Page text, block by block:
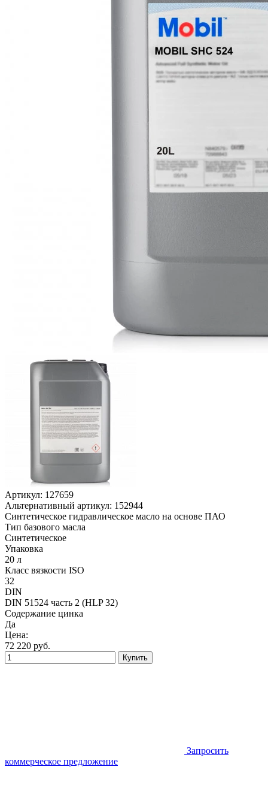
Артикул: 127659
Альтернативный артикул: 152944
Синтетическое гидравлическое масло на основе ПАО
Тип базового масла
Синтетическое
Упаковка
20 л
Класс вязкости ISO
32
DIN
DIN 51524 часть 2 (HLP 32)
Содержание цинка
Да
Цена:
72 220 руб.
Купить
Запросить
коммерческое предложение